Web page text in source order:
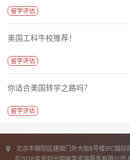
留学评估
美国工科牛校推荐！
留学评估
你适合美国转学之路吗？
留学评估
北京市朝阳区建国门外大街8号楼IFC国际